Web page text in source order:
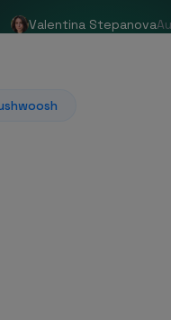
Valentina Stepanova